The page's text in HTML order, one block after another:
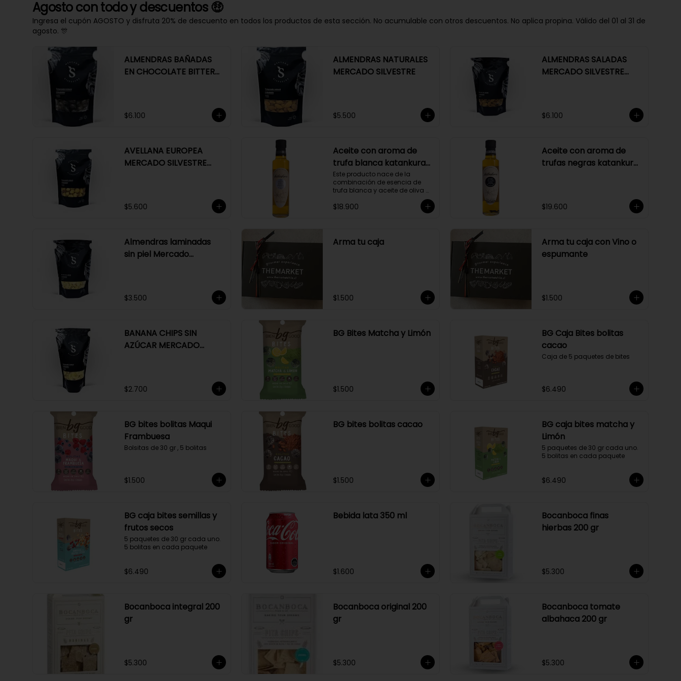
Agosto con todo y descuentos 🤑
Ingresa el cupón AGOSTO y disfruta 20% de descuento en todos los productos de esta sección. No acumulable con otros descuentos. No aplica propina. Válido del 01 al 31 de
agosto. 🎊
ALMENDRAS BAÑADAS
EN CHOCOLATE BITTER
$6.100
ALMENDRAS NATURALES
MERCADO SILVESTRE
$5.500
ALMENDRAS SALADAS
MERCADO SILVESTRE
$6.100
AVELLANA EUROPEA
MERCADO SILVESTRE
$5.600
Aceite con aroma de
trufa blanca katankura
250 ml
Este producto nace de la
combinación de esencia de
trufa blanca y aceite de oliva
$18.900
Aceite con aroma de
trufas negras katankura
$19.600
Almendras laminadas
sin piel Mercado
$3.500
Arma tu caja
$1.500
Arma tu caja con Vino o
espumante
$1.500
BANANA CHIPS SIN
AZÚCAR MERCADO
$2.700
BG Bites Matcha y Limón
$1.500
BG Caja Bites bolitas
cacao
Caja de 5 paquetes de bites
$6.490
BG bites bolitas Maqui
Frambuesa
Bolsitas de 30 gr , 5 bolitas
$1.500
BG bites bolitas cacao
$1.500
BG caja bites matcha y
Limón
5 paquetes de 30 gr cada uno.
5 bolitas en cada paquete
$6.490
BG caja bites semillas y
frutos secos
5 paquetes de 30 gr cada uno.
5 bolitas en cada paquete
$6.490
Bebida lata 350 ml
$1.600
Bocanboca finas
hierbas 200 gr
$5.300
Bocanboca integral 200
gr
$5.300
Bocanboca original 200
gr
$5.300
Bocanboca tomate
albahaca 200 gr
$5.300